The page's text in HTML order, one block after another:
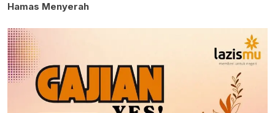
Hamas Menyerah